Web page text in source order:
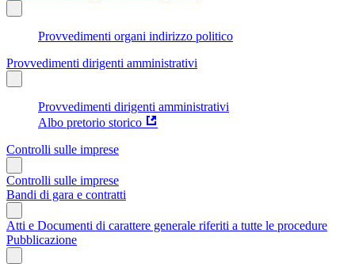
Provvedimenti organi indirizzo politico
Provvedimenti dirigenti amministrativi
Provvedimenti dirigenti amministrativi
Albo pretorio storico
Controlli sulle imprese
Controlli sulle imprese
Bandi di gara e contratti
Atti e Documenti di carattere generale riferiti a tutte le procedure
Pubblicazione